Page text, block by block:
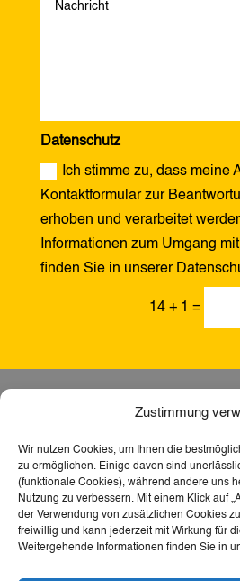
Zustimmung
Wir nutzen Cookies, um Ihnen die
zu ermöglichen. Einige davon sind
(funktionale Cookies), während andere uns
Nutzung zu verbessern. Mit einem Klick auf
der Verwendung von zusätzlichen Cookies
freiwillig und kann jederzeit mit Wirkung für
Weitergehende Informationen finden Sie in
Datenschutz
Ich stimme zu, dass meine
Kontaktformular zur
erhoben und verarbeitet
Informationen zum Umgang
finden Sie in unserer
14 + 1 =